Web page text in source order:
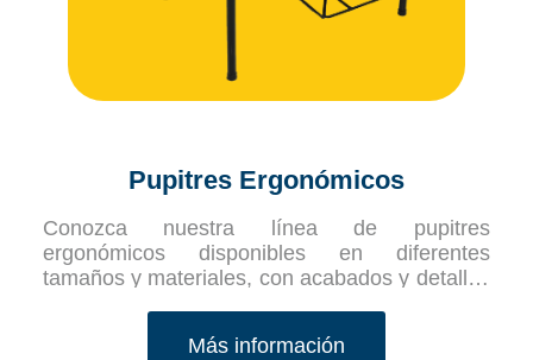
Pupitres Ergonómicos
Conozca nuestra línea de pupitres
ergonómicos disponibles en diferentes
tamaños y materiales, con acabados y detalles
Más información